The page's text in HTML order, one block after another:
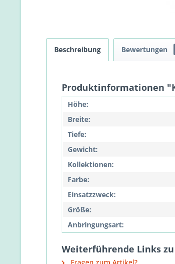
Beschreibung Bewertungen
Produktinformationen
Höhe:
Breite:
Tiefe:
Gewicht:
Kollektionen:
Farbe:
Einsatzzweck:
Größe:
Anbringungsart:
Weiterführende Links